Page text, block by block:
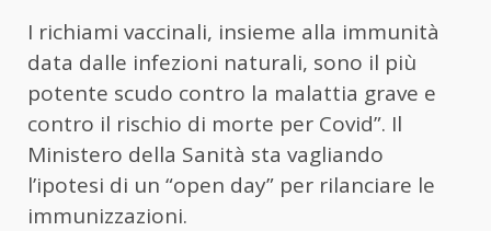
I richiami vaccinali, insieme alla immunità
data dalle infezioni naturali, sono il più
potente scudo contro la malattia grave e
contro il rischio di morte per Covid”. Il
Ministero della Sanità sta vagliando
l’ipotesi di un “open day” per rilanciare le
immunizzazioni.